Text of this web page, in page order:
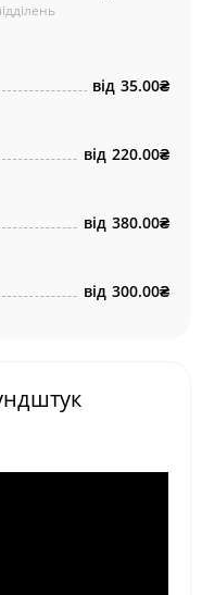
від 35.00₴
від 220.00₴
від 380.00₴
від 300.00₴